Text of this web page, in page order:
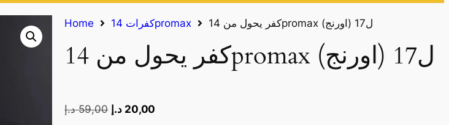
Home كفرات 14promax كفر يحول من 14promax ل17 (اورنج)
كفر يحول من 14promax ل17 (اورنج)
59,00 د.إ 20,00 د.إ